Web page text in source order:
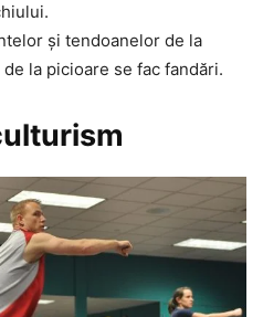
și tendoanelor de la
la picioare se fac fandări.